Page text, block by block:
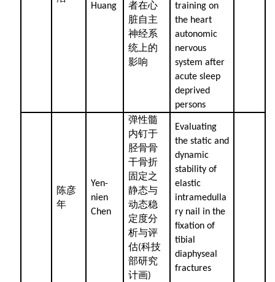
Huang
者在心
脏自主
神经系
统上的
影响
training on
the heart
autonomic
nervous
system after
acute sleep
deprived
persons
陈彦
年
Yen-
nien
Chen
弹性髓
内钉于
胫骨骨
干骨折
固定之
静态与
动态稳
定度分
析与评
估(科技
部研究
计画)
Evaluating
the static and
dynamic
stability of
elastic
intramedulla
ry nail in the
fixation of
tibial
diaphyseal
fractures